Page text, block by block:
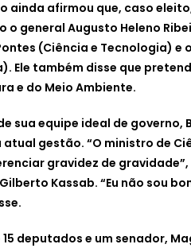
ainda afirmou que, caso
o general Augusto Heleno
(Ciência e Tecnologia) e
Ele também disse que
e do Meio Ambiente.
sua equipe ideal de
gestão. “O ministro de
gravidez de
Kassab. “Eu não sou
15 deputados e um senador,